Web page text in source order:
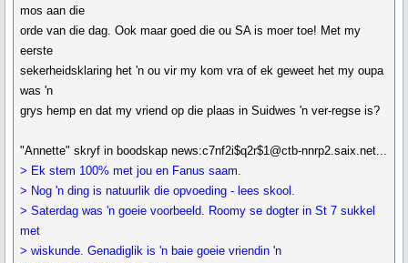
mos aan die
orde van die dag. Ook maar goed die ou SA is moer toe! Met my
eerste
sekerheidsklaring het 'n ou vir my kom vra of ek geweet het my oupa
was 'n
grys hemp en dat my vriend op die plaas in Suidwes 'n ver-regse is?
"Annette" skryf in boodskap news:c7nf2i$q2r$1@ctb-nnrp2.saix.net...
> Ek stem 100% met jou en Fanus saam.
> Nog 'n ding is natuurlik die opvoeding - lees skool.
> Saterdag was 'n goeie voorbeeld. Roomy se dogter in St 7 sukkel
met
> wiskunde. Genadiglik is 'n baie goeie vriendin 'n